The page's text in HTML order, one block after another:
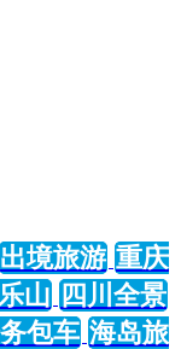
出境旅游 重庆
山 四川全景
包车 海岛旅